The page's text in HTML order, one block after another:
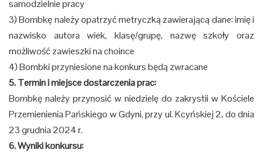
samodzielnie pracy
3) Bombkę należy opatrzyć metryczką zawierającą dane: imię i
nazwisko autora wiek, klasę/grupę, nazwę szkoły oraz
możliwość zawieszki na choince
4) Bombki przyniesione na konkurs będą zwracane
5. Termin i miejsce dostarczenia prac:
Bombkę należy przynosić w niedzielę do zakrystii w Kościele
Przemienienia Pańskiego w Gdyni, przy ul. Kcyńskiej 2, do dnia
23 grudnia 2024 r.
6. Wyniki konkursu: